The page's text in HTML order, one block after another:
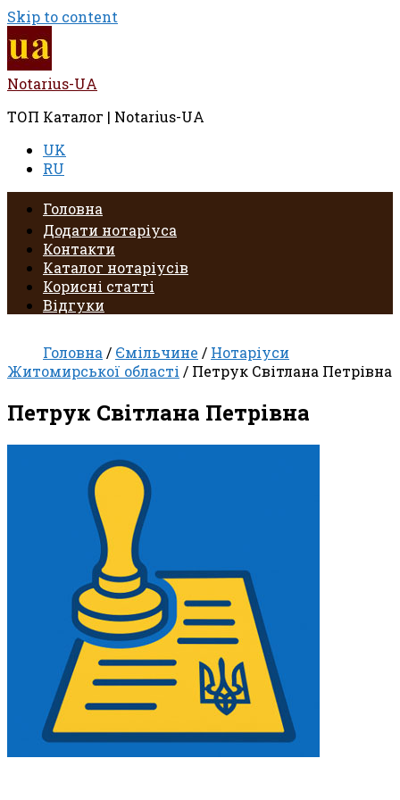
Skip to content
Notarius-UA
ТОП Каталог | Notarius-UA
UK
RU
Головна
Додати нотаріуса
Контакти
Каталог нотаріусів
Корисні статті
Відгуки
Головна / Ємільчине / Нотаріуси
Житомирської області / Петрук Світлана Петрівна
Петрук Світлана Петрівна